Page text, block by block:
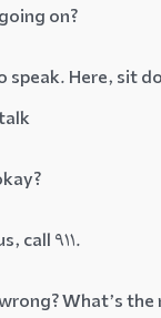
?Woman
on
speak. Here, sit
?Waitress
.Barney
call 911
What’s